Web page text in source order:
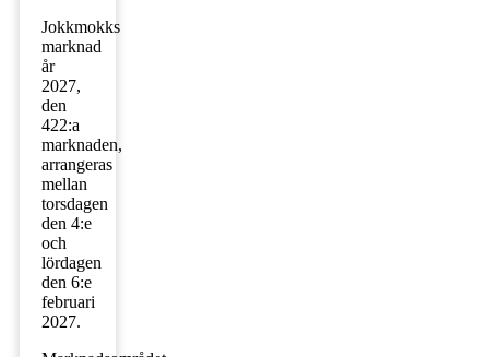
Jokkmokks
marknad
år
2027,
den
422:a
marknaden,
arrangeras
mellan
torsdagen
den 4:e
och
lördagen
den 6:e
februari
2027.